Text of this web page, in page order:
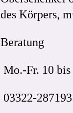
des Körpers,
Beratung
Mo.-Fr. 10
03322-287193